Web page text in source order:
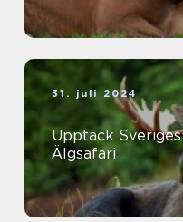
31. juli 2024
Upptäck
Älgsafari